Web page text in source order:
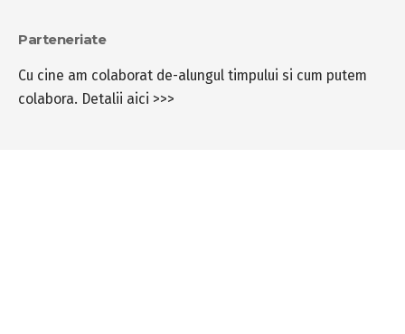
Parteneriate
Cu cine am colaborat de-alungul timpului si cum putem
colabora. Detalii aici >>>